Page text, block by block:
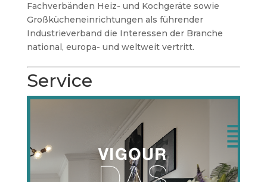
Fachverbänden Heiz- und Kochgeräte sowie
Großkücheneinrichtungen als führender
Industrieverband die Interessen der Branche
national, europa- und weltweit vertritt.
Service